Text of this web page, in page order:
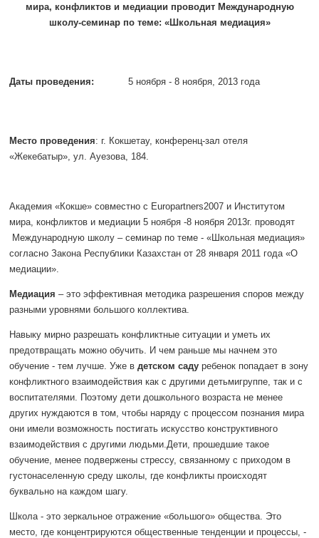
мира, конфликтов и медиации проводит Международную
школу-семинар по теме: «Школьная медиация»
Даты проведения: 5 ноября - 8 ноября, 2013 года
Место проведения: г. Кокшетау, конференц-зал отеля
«Жекебатыр», ул. Ауезова, 184.
Академия «Кокше» совместно с Europartners2007 и Институтом
мира, конфликтов и медиации 5 ноября -8 ноября 2013г. проводят
Международную школу – семинар по теме - «Школьная медиация»
согласно Закона Республики Казахстан от 28 января 2011 года «О
медиации».
Медиация – это эффективная методика разрешения споров между
разными уровнями большого коллектива.
Навыку мирно разрешать конфликтные ситуации и уметь их
предотвращать можно обучить. И чем раньше мы начнем это
обучение - тем лучше. Уже вдетском саду ребенок попадает в зону
конфликтного взаимодействия как с другими детьмигруппе, так и с
воспитателями. Поэтому дети дошкольного возраста не менее
других нуждаются в том, чтобы наряду с процессом познания мира
они имели возможность постигать искусство конструктивного
взаимодействия с другими людьми.Дети, прошедшие такое
обучение, менее подвержены стрессу, связанному с приходом в
густонаселенную среду школы, где конфликты происходят
буквально на каждом шагу.
Школа - это зеркальное отражение «большого» общества. Это
место, где концентрируются общественные тенденции и процессы, -